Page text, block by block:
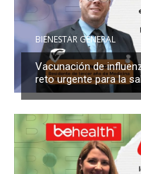
BIENESTAR GENERAL
Vacunación de
reto urgente para la